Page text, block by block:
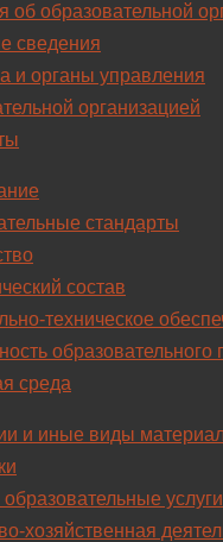
об образовательной
сведения
и органы управления
организацией
стандарты
состав
техническое
образовательного
среда
и иные виды
услуги
хозяйственная